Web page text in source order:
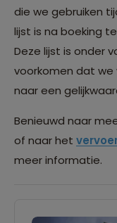
die we gebruiken
lijst is na boeking
Deze lijst is onder
voorkomen dat we
naar een
Benieuwd naar
of naar het
meer informatie.